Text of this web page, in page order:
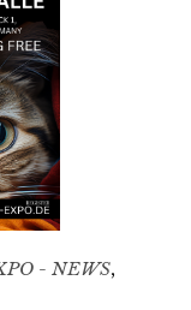
- NEWS,